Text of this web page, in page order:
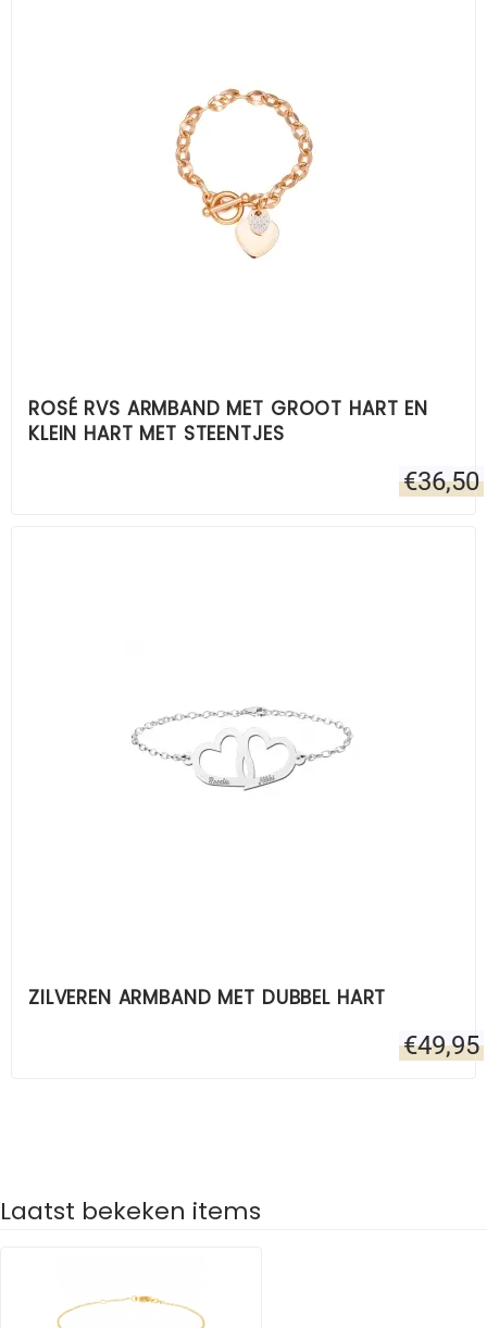
ROSÉ RVS ARMBAND MET GROOT HART EN
KLEIN HART MET STEENTJES
€36,50
ZILVEREN ARMBAND MET DUBBEL HART
€49,95
Laatst bekeken items